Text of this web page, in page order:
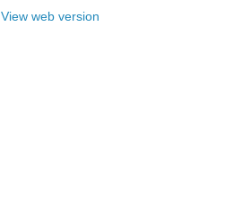
View web version